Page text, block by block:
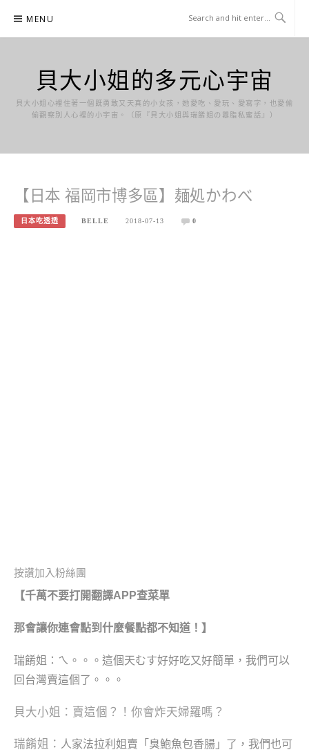
content
MENU
貝大小姐的多元心宇宙
貝大小姐心裡住著一個既勇敢又天真的小女孩，她愛吃、愛玩、愛寫字，也愛偷
偷觀察別人心裡的小宇宙。（原『貝大小姐與瑞餚姐の囂脂私蜜話』）
【日本 福岡市博多區】麺処かわべ
日本吃透透 BELLE 2018-07-13 0
按讚加入粉絲團
【千萬不要打開翻譯APP查菜單
那會讓你連會點到什麼餐點都不知道！】
瑞餚姐：ㄟ。。。這個天むす好好吃又好簡單，我們可以
回台灣賣這個了。。。
貝大小姐：賣這個？！你會炸天婦羅嗎？
瑞餚姐： 人家法拉利姐賣「臭鮑魚包香腸」了，我們也可